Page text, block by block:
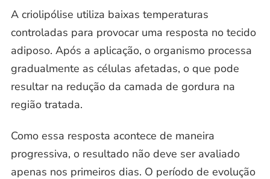
A criolipólise utiliza baixas temperaturas
controladas para provocar uma resposta no tecido
adiposo. Após a aplicação, o organismo processa
gradualmente as células afetadas, o que pode
resultar na redução da camada de gordura na
região tratada.
Como essa resposta acontece de maneira
progressiva, o resultado não deve ser avaliado
apenas nos primeiros dias. O período de evolução